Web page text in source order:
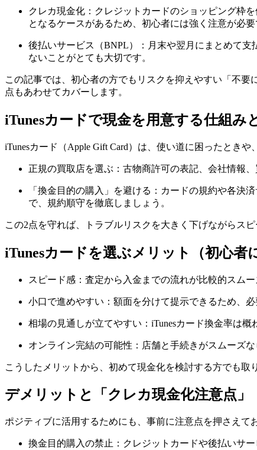
クレカ現金化：クレジットカードのショッピング枠
となるケースがあるため、初心者には強く注意が必要
後払いサービス（BNPL）：月末や翌月にまとめて
ないことがとても大切です。
この記事では、初心者の方でもリスクを抑えやすい「不
点もあわせてカバーします。
iTunesカードで現金を用意する仕組み
iTunesカード（Apple Gift Card）は、使い道に困ったとき
正規の買取店を選ぶ：古物商許可の表記、会社情報
「換金目的の購入」を避ける：カードの規約や各決
で、規約順守を徹底しましょう。
この2点を守れば、トラブルリスクを大きく下げながらス
iTunesカードを選ぶメリット（初心者
スピード感：査定から入金までの流れが比較的スム
小口で進めやすい：額面を分けて提示できるため、
相場の見通しが立てやすい：iTunesカード換金率は
オンライン完結の可能性：店舗と手続きがスムーズ
こうしたメリットから、初めて現金化を検討する方でも取
デメリットと「クレカ現金化注意点」
ポジティブに活用するためにも、事前に注意点を押さえて
換金目的購入の禁止：クレジットカードや後払いサ